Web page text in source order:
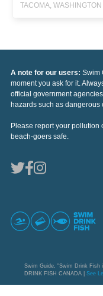
TACOMA, WASHINGTON
A note for our users: Swim
moment you ask for it.
official government
hazards such as dangerous
Please report your pollution
beach-goers safe.
Swim Guide, "Swim Drink Fish
DRINK FISH CANADA | See